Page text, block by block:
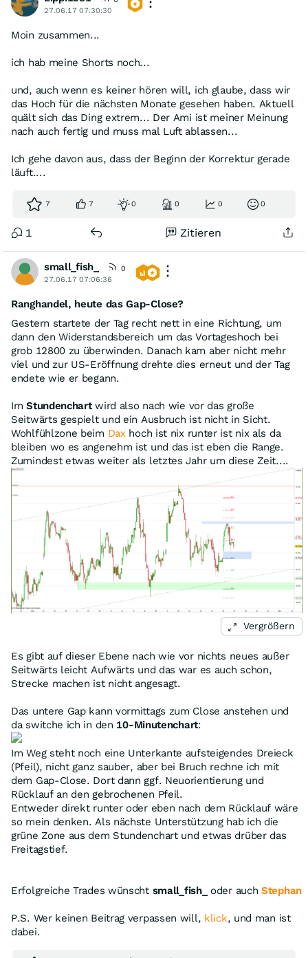
27.06.17 07:30:30
Moin zusammen...
ich hab meine Shorts noch...
und, auch wenn es keiner hören will, ich glaube, dass wir
das Hoch für die nächsten Monate gesehen haben. Aktuell
quält sich das Ding extrem... Der Ami ist meiner Meinung
nach auch fertig und muss mal Luft ablassen...
Ich gehe davon aus, dass der Beginn der Korrektur gerade
läuft....
7 7 0 0 0 0
1 Zitieren
small_fish_
0
27.06.17 07:06:36
Ranghandel, heute das Gap-Close?
Gestern startete der Tag recht nett in eine Richtung, um
dann den Widerstandsbereich um das Vortageshoch bei
grob 12800 zu überwinden. Danach kam aber nicht mehr
viel und zur US-Eröffnung drehte dies erneut und der Tag
endete wie er begann.
ImStundenchartwird also nach wie vor das große
Seitwärts gespielt und ein Ausbruch ist nicht in Sicht.
Wohlfühlzone beim Daxhoch ist nix runter ist nix als da
bleiben wo es angenehm ist und das ist eben die Range.
Zumindest etwas weiter als letztes Jahr um diese Zeit....
Vergrößern
Es gibt auf dieser Ebene nach wie vor nichts neues außer
Seitwärts leicht Aufwärts und das war es auch schon,
Strecke machen ist nicht angesagt.
Das untere Gap kann vormittags zum Close anstehen und
da switche ich in den 10-Minutenchart:
Im Weg steht noch eine Unterkante aufsteigendes Dreieck
(Pfeil), nicht ganz sauber, aber bei Bruch rechne ich mit
dem Gap-Close. Dort dann ggf. Neuorientierung und
Rücklauf an den gebrochenen Pfeil.
Entweder direkt runter oder eben nach dem Rücklauf wäre
so mein denken. Als nächste Unterstützung hab ich die
grüne Zone aus dem Stundenchart und etwas drüber das
Freitagstief.
Erfolgreiche Trades wünscht small_fish_ oder auchStephan
P.S. Wer keinen Beitrag verpassen will, klick, und man ist
dabei.